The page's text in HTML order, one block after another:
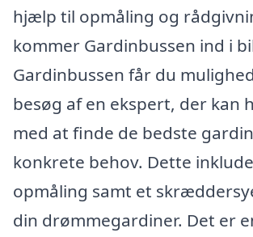
hjælp til opmåling og
kommer Gardinbussen ind i
Gardinbussen får du
besøg af en ekspert, der kan
med at finde de bedste
konkrete behov. Dette
opmåling samt et
din drømmegardiner. Det er